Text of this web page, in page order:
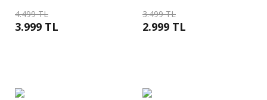
4.499 TL
3.999 TL
3.499 TL
2.999 TL